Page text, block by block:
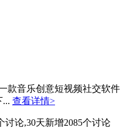
款音乐创意短视频社交软
... 查看详情>
讨论,30天新增2085个讨论